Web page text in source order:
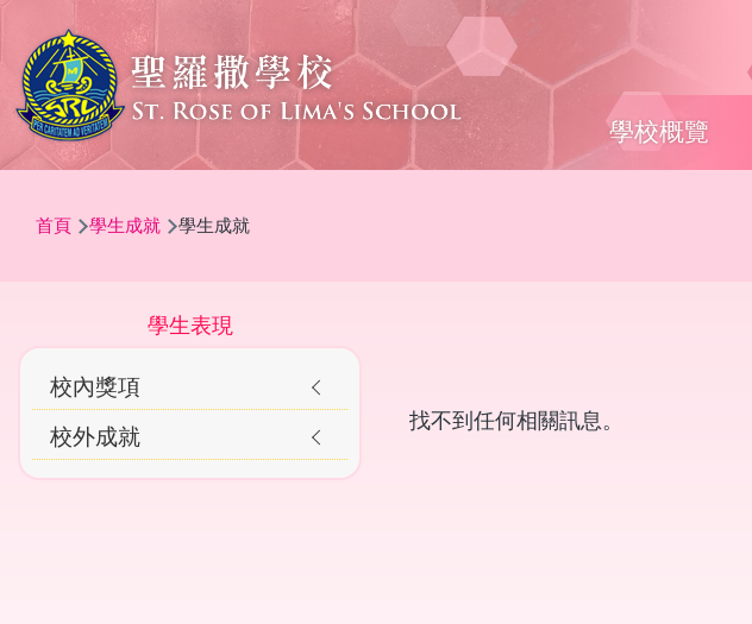
移至主內容
Main
navigation
學校概覽
航
首頁 學生成就 學生成就
找不到任何相關訊息。
navigation
Awards
學生表現
校內獎項
校外成就